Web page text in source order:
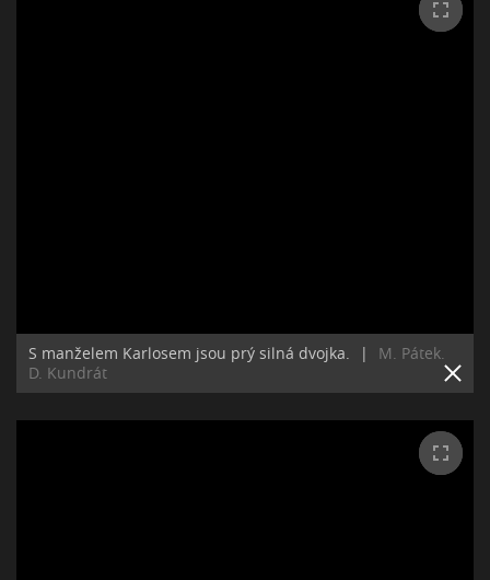
S manželem Karlosem jsou prý silná dvojka. |
M. Pátek.
D. Kundrát